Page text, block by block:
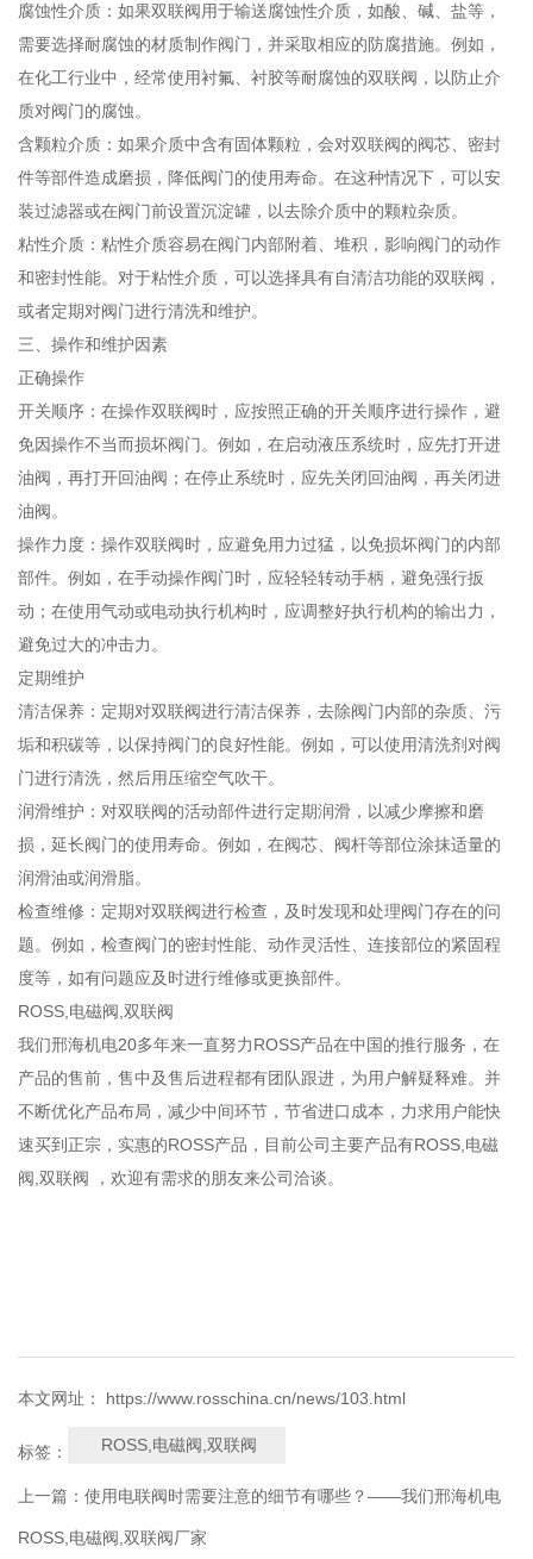
腐蚀性介质：如果双联阀用于输送腐蚀性介质，如酸、碱、盐等，
需要选择耐腐蚀的材质制作阀门，并采取相应的防腐措施。例如，
在化工行业中，经常使用衬氟、衬胶等耐腐蚀的双联阀，以防止介
质对阀门的腐蚀。
含颗粒介质：如果介质中含有固体颗粒，会对双联阀的阀芯、密封
件等部件造成磨损，降低阀门的使用寿命。在这种情况下，可以安
装过滤器或在阀门前设置沉淀罐，以去除介质中的颗粒杂质。
粘性介质：粘性介质容易在阀门内部附着、堆积，影响阀门的动作
和密封性能。对于粘性介质，可以选择具有自清洁功能的双联阀，
或者定期对阀门进行清洗和维护。
三、操作和维护因素
正确操作
开关顺序：在操作双联阀时，应按照正确的开关顺序进行操作，避
免因操作不当而损坏阀门。例如，在启动液压系统时，应先打开进
油阀，再打开回油阀；在停止系统时，应先关闭回油阀，再关闭进
油阀。
操作力度：操作双联阀时，应避免用力过猛，以免损坏阀门的内部
部件。例如，在手动操作阀门时，应轻轻转动手柄，避免强行扳
动；在使用气动或电动执行机构时，应调整好执行机构的输出力，
避免过大的冲击力。
定期维护
清洁保养：定期对双联阀进行清洁保养，去除阀门内部的杂质、污
垢和积碳等，以保持阀门的良好性能。例如，可以使用清洗剂对阀
门进行清洗，然后用压缩空气吹干。
润滑维护：对双联阀的活动部件进行定期润滑，以减少摩擦和磨
损，延长阀门的使用寿命。例如，在阀芯、阀杆等部位涂抹适量的
润滑油或润滑脂。
检查维修：定期对双联阀进行检查，及时发现和处理阀门存在的问
题。例如，检查阀门的密封性能、动作灵活性、连接部位的紧固程
度等，如有问题应及时进行维修或更换部件。
ROSS,电磁阀,双联阀
我们邢海机电20多年来一直努力ROSS产品在中国的推行服务，在
产品的售前，售中及售后进程都有团队跟进，为用户解疑释难。并
不断优化产品布局，减少中间环节，节省进口成本，力求用户能快
速买到正宗，实惠的ROSS产品，目前公司主要产品有ROSS,电磁
阀,双联阀 ，欢迎有需求的朋友来公司洽谈。
本文网址： https://www.rosschina.cn/news/103.html
标签： ROSS,电磁阀,双联阀
上一篇： 使用电联阀时需要注意的细节有哪些？——我们邢海机电
ROSS,电磁阀,双联阀厂家